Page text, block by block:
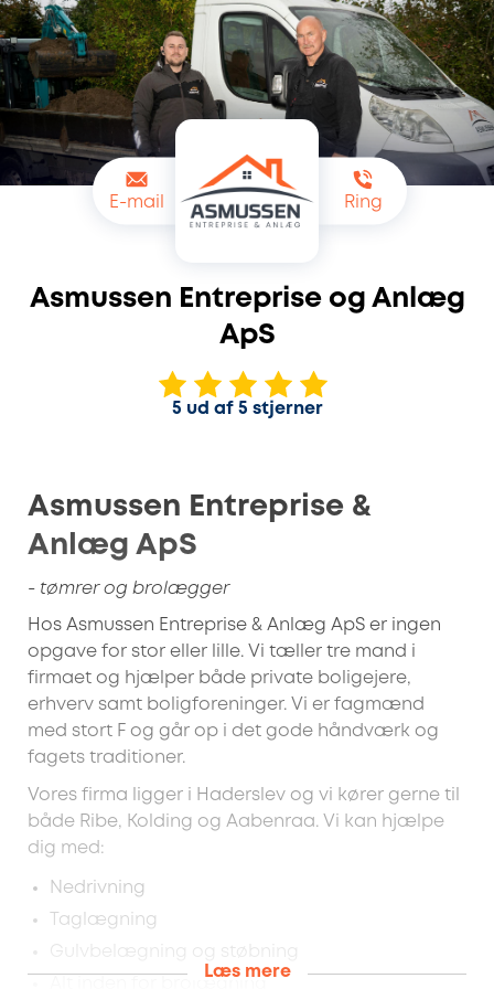
E-mail Ring
Asmussen Entreprise og Anlæg
ApS
5 ud af 5 stjerner
Asmussen Entreprise &
Anlæg ApS
- tømrer og brolægger
Hos Asmussen Entreprise & Anlæg ApS er ingen
opgave for stor eller lille. Vi tæller tre mand i
firmaet og hjælper både private boligejere,
erhverv samt boligforeninger. Vi er fagmænd
med stort F og går op i det gode håndværk og
fagets traditioner.
Vores firma ligger i Haderslev og vi kører gerne til
både Ribe, Kolding og Aabenraa. Vi kan hjælpe
dig med:
Nedrivning
Taglægning
Gulvbelægning og støbning
Læs mere